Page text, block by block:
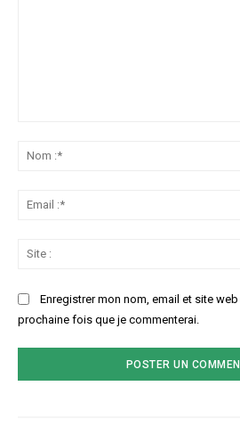
Enregistrer mon nom, email et site
prochaine fois que je commenterai.